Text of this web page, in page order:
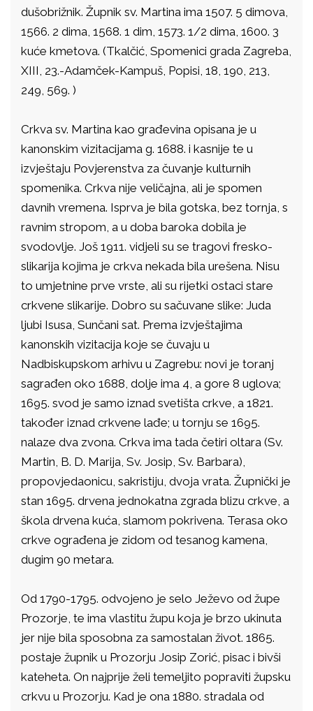
dušobrižnik. Župnik sv. Martina ima 1507. 5 dimova,
1566. 2 dima, 1568. 1 dim, 1573. 1/2 dima, 1600. 3
kuće kmetova. (Tkalčić, Spomenici grada Zagreba,
XIII, 23.-Adamček-Kampuš, Popisi, 18, 190, 213,
249, 569. )
Crkva sv. Martina kao građevina opisana je u
kanonskim vizitacijama g. 1688. i kasnije te u
izvještaju Povjerenstva za čuvanje kulturnih
spomenika. Crkva nije veličajna, ali je spomen
davnih vremena. Isprva je bila gotska, bez tornja, s
ravnim stropom, a u doba baroka dobila je
svodovlje. Još 1911. vidjeli su se tragovi fresko-
slikarija kojima je crkva nekada bila urešena. Nisu
to umjetnine prve vrste, ali su rijetki ostaci stare
crkvene slikarije. Dobro su sačuvane slike: Juda
ljubi Isusa, Sunčani sat. Prema izvještajima
kanonskih vizitacija koje se čuvaju u
Nadbiskupskom arhivu u Zagrebu: novi je toranj
sagrađen oko 1688, dolje ima 4, a gore 8 uglova;
1695. svod je samo iznad svetišta crkve, a 1821.
također iznad crkvene lađe; u tornju se 1695.
nalaze dva zvona. Crkva ima tada četiri oltara (Sv.
Martin, B. D. Marija, Sv. Josip, Sv. Barbara),
propovjedaonicu, sakristiju, dvoja vrata. Župnički je
stan 1695. drvena jednokatna zgrada blizu crkve, a
škola drvena kuća, slamom pokrivena. Terasa oko
crkve ograđena je zidom od tesanog kamena,
dugim 90 metara.
Od 1790-1795. odvojeno je selo Ježevo od župe
Prozorje, te ima vlastitu župu koja je brzo ukinuta
jer nije bila sposobna za samostalan život. 1865.
postaje župnik u Prozorju Josip Zorić, pisac i bivši
kateheta. On najprije želi temeljito popraviti župsku
crkvu u Prozorju. Kad je ona 1880. stradala od